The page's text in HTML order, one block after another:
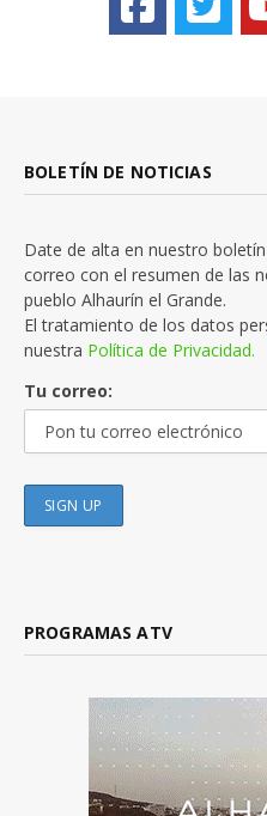
BOLETÍN DE NOTICIAS
Date de alta en nuestro
correo con el resumen de las
pueblo Alhaurín el Grande.
El tratamiento de los datos
nuestra Política de Privacidad.
Tu correo:
PROGRAMAS ATV